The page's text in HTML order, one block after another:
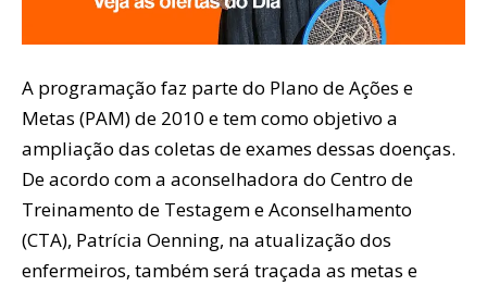
A programação faz parte do Plano de Ações e
Metas (PAM) de 2010 e tem como objetivo a
ampliação das coletas de exames dessas doenças.
De acordo com a aconselhadora do Centro de
Treinamento de Testagem e Aconselhamento
(CTA), Patrícia Oenning, na atualização dos
enfermeiros, também será traçada as metas e